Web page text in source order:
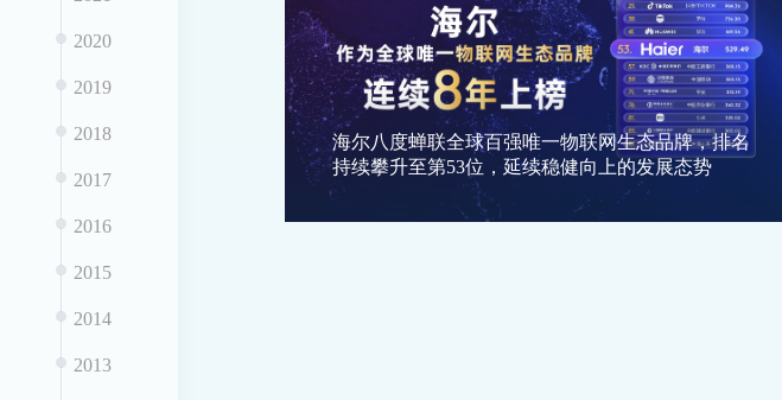
2020
2019
2018
2017
2016
2015
2014
2013
海尔八度蝉联全球百强唯一物联网生态品牌，排名
持续攀升至第53位，延续稳健向上的发展态势